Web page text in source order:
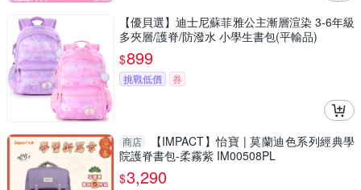
【優貝選】迪士尼蘇菲雅公主漸層渲染 3-6年級
多夾層/護脊/防潑水 小學生書包(平輸品)
$899
挑戰低價 券
商店
【IMPACT】怡寶 | 莫蘭迪色系列經典學
院護脊書包-柔霧紫 IM00508PL
$3,290